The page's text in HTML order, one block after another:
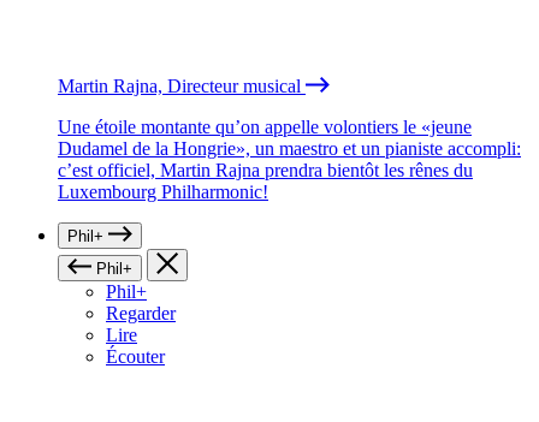
Martin Rajna, Directeur musical
Une étoile montante qu’on appelle volontiers le «jeune
Dudamel de la Hongrie», un maestro et un pianiste accompli:
c’est officiel, Martin Rajna prendra bientôt les rênes du
Luxembourg Philharmonic!
Phil+
Phil+
Phil+
Regarder
Lire
Écouter